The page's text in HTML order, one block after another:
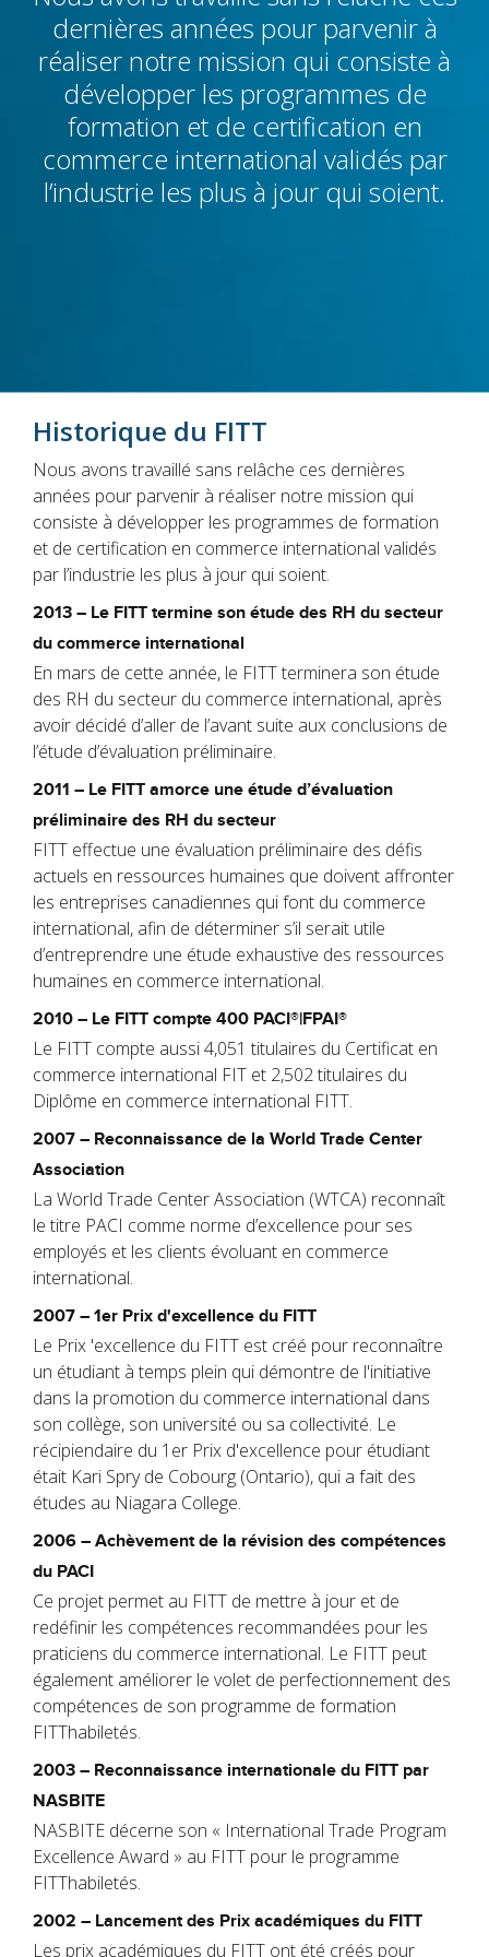
dernières années pour parvenir à
réaliser notre mission qui consiste à
développer les programmes de
formation et de certification en
commerce international validés par
l’industrie les plus à jour qui soient.
Historique du FITT
Nous avons travaillé sans relâche ces dernières
années pour parvenir à réaliser notre mission qui
consiste à développer les programmes de formation
et de certification en commerce international validés
par l’industrie les plus à jour qui soient.
2013 – Le FITT termine son étude des RH du secteur
du commerce international
En mars de cette année, le FITT terminera son étude
des RH du secteur du commerce international, après
avoir décidé d’aller de l’avant suite aux conclusions de
l’étude d’évaluation préliminaire.
2011 – Le FITT amorce une étude d’évaluation
préliminaire des RH du secteur
FITT effectue une évaluation préliminaire des défis
actuels en ressources humaines que doivent affronter
les entreprises canadiennes qui font du commerce
international, afin de déterminer s’il serait utile
d’entreprendre une étude exhaustive des ressources
humaines en commerce international.
2010 – Le FITT compte 400 PACI®|FPAI®​
Le FITT compte aussi 4,051 titulaires du Certificat en
commerce international FIT et 2,502 titulaires du
Diplôme en commerce international FITT.
2007 – Reconnaissance de la World Trade Center
Association
La World Trade Center Association (WTCA) reconnaît
le titre PACI comme norme d’excellence pour ses
employés et les clients évoluant en commerce
international.
2007 – 1er Prix d'excellence du FITT
Le Prix 'excellence du FITT est créé pour reconnaître
un étudiant à temps plein qui démontre de l'initiative
dans la promotion du commerce international dans
son collège, son université ou sa collectivité. Le
récipiendaire du 1er Prix d'excellence pour étudiant
était Kari Spry de Cobourg (Ontario), qui a fait des
études au Niagara College.
2006 – Achèvement de la révision des compétences
du PACI
Ce projet permet au FITT de mettre à jour et de
redéfinir les compétences recommandées pour les
praticiens du commerce international. Le FITT peut
également améliorer le volet de perfectionnement des
compétences de son programme de formation
FITThabiletés.
2003 – Reconnaissance internationale du FITT par
NASBITE
NASBITE décerne son « International Trade Program
Excellence Award » au FITT pour le programme
FITThabiletés.
2002 – Lancement des Prix académiques du FITT
Les prix académiques du FITT ont été créés pour